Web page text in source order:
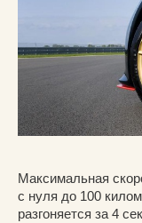
Максимальная
с нуля до 100
разгоняется за 4